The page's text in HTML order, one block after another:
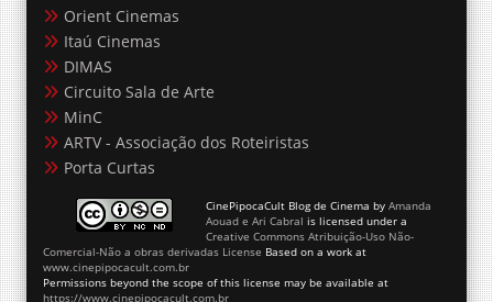
Orient Cinemas
Itaú Cinemas
DIMAS
Circuito Sala de Arte
MinC
ARTV - Associação dos Roteiristas
Porta Curtas
CinePipocaCult Blog de Cinema by Amanda
Aouad e Ari Cabralis licensed under a
Creative Commons Atribuição-Uso Não-
Comercial-Não a obras derivadas License Based on a work at
www.cinepipocacult.com.br
Permissions beyond the scope of this license may be available at
https://www.cinepipocacult.com.br